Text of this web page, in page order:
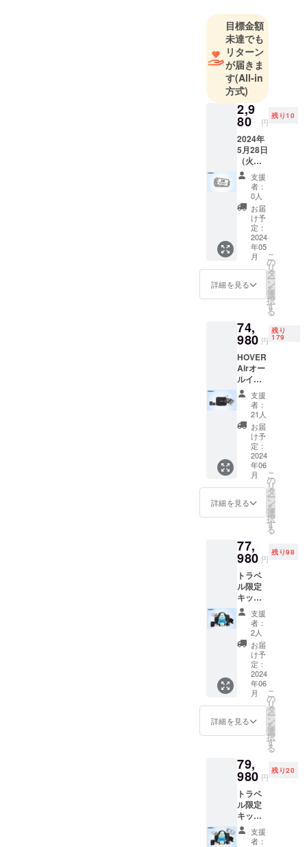
目標金額
未達でも
リターン
が届きま
す(All-in
方式)
2,9
80 円
残り10
2024年
5月28日
（火曜
日）
HOVER
Air ロー
ンチVIP
イベン
トへの
チケッ
所：
DAIKA
NYAMA
T-SITE
GARDE
GALLE
RY（〒
150-
0033 渋
谷区猿
楽町16-
15） 東
急東横
線「代
官山」
駅より
徒歩5分
時間：
第１
部 14
時30分
開始、
時30分
開始、
18時終
了 イベ
ント内
容： 創
業者に
よる製
品紹介
ワーク
ショッ
プ「今
までに
ない
HOVER
Air X1
Smart
ムー
ビーの
つい
て」 講
師 小野
友暉(こ
のゆう
支援
者：
0人
お届
け予
定：
2024
年05
月
詳細を見る
こ
の
リ
タ
ー
ン
を
選
択
す
る
74,
980 円
残り
179
HOVER
Airオー
ルイン
ワン
セット
一般販
売予定
価格
74,980
円（税
込） お
届け内
容： ・
パッ
ケージ
・Type-
Cケーブ
ル ・充
電器 ・
ドライ
バー ・
入門ガ
イド ・
予備プ
ロペラ
×2 ・本
体（AI
飛行カ
メラ＋
バッテ
リー1
個）×1
・バッ
クアッ
バッテ
リー内
蔵急速
充電器
×1 ・収
納バッ
グ ※色
支援
者：
21人
お届
け予
定：
2024
年06
月
詳細を見る
こ
の
リ
タ
ー
ン
を
選
択
す
る
77,
980 円
残り98
トラベ
ル限定
キット
「HOV
ERAir
Smart
」は旅
行に欠
かせな
いアイ
テム！
今回ト
ラベル
限定
キット
数量限
定でご
提供い
たしま
す。 内
容物 ・
パッ
ケージ
支援
者：
2人
お届
け予
定：
2024
年06
月
詳細を見る
こ
の
リ
タ
ー
ン
を
選
択
す
る
79,
980 円
残り20
トラベ
ル限定
キット
＋イベ
ントチ
支援
者：